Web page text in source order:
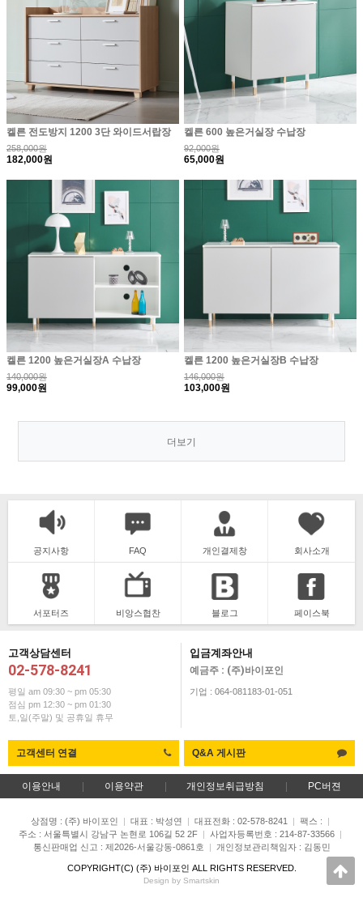
켈른 전도방지 1200 3단 와이드서랍장
258,000원
182,000원
켈른 600 높은거실장 수납장
92,000원
65,000원
켈른 1200 높은거실장A 수납장
140,000원
99,000원
켈른 1200 높은거실장B 수납장
146,000원
103,000원
더보기
공지사항 FAQ 개인결제창 회사소개
서포터즈 비앙스협찬 블로그 페이스북
고객상담센터
02-578-8241
평일 am 09:30 ~ pm 05:30
점심 pm 12:30 ~ pm 01:30
토,일(주말) 및 공휴일 휴무
입금계좌안내
예금주 : (주)바이포인
기업 : 064-081183-01-051
고객센터 연결 Q&A 게시판
이용안내 | 이용약관 | 개인정보취급방침 | PC버젼
상점명 : (주) 바이포인 | 대표 : 박성연 | 대표전화 : 02-578-8241 | 팩스 :
|
주소 : 서울특별시 강남구 논현로 106길 52 2F | 사업자등록번호 : 214-87-33566 |
통신판매업 신고 : 제2026-서울강동-0861호
| 개인정보관리책임자 : 김동민
COPYRIGHT(C) (주) 바이포인 ALL RIGHTS RESERVED.